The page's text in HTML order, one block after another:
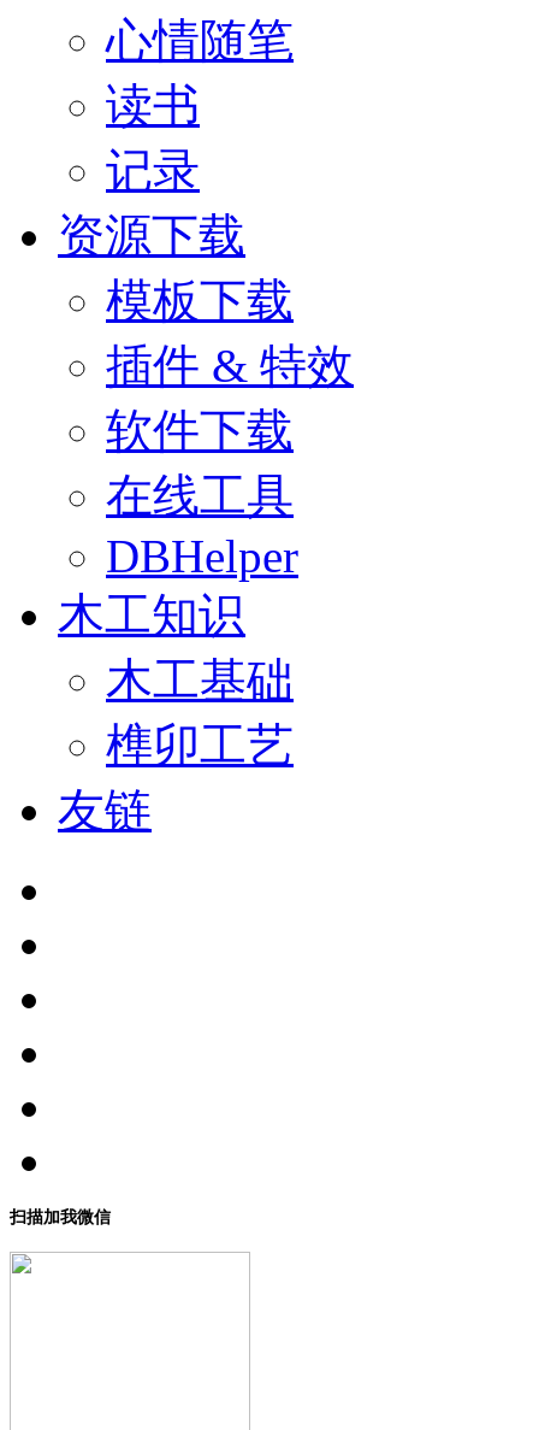
心情随笔
读书
记录
资源下载
模板下载
插件 & 特效
软件下载
在线工具
DBHelper
木工知识
木工基础
榫卯工艺
友链
扫描加我微信